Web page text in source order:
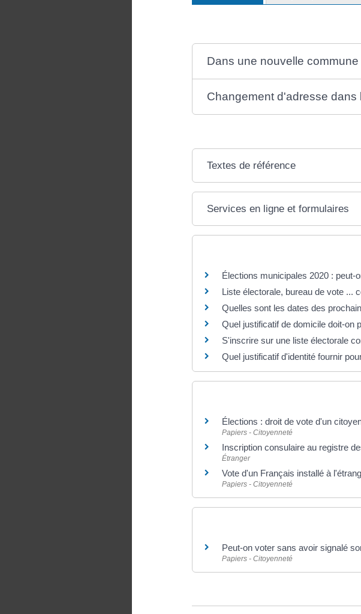
Dans une nouvelle commune
Changement d'adresse dans
Textes de référence
Services en ligne et formulaires
Élections municipales 2020 : peut-
Liste électorale, bureau de vote ...
Quelles sont les dates des
Quel justificatif de domicile doit-on
S'inscrire sur une liste électorale
Quel justificatif d'identité fournir
Élections : droit de vote d'un
Papiers - Citoyenneté
Inscription consulaire au registre
Étranger
Vote d'un Français installé à
Papiers - Citoyenneté
Peut-on voter sans avoir signalé
Papiers - Citoyenneté